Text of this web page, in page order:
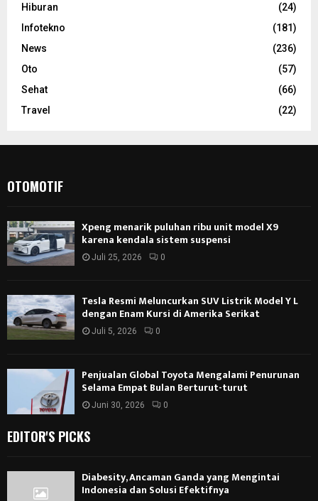
Hiburan
(24)
Infotekno
(181)
News
(236)
Oto
(57)
Sehat
(66)
Travel
(22)
OTOMOTIF
Xpeng menarik puluhan ribu unit model X9
karena kendala sistem suspensi
Juli 25, 2026 0
Tesla Resmi Meluncurkan SUV Listrik Model Y L
dengan Enam Kursi di Amerika Serikat
Juli 5, 2026 0
Penjualan Global Toyota Mengalami Penurunan
Selama Empat Bulan Berturut-turut
Juni 30, 2026 0
EDITOR'S PICKS
Diabesity, Ancaman Ganda yang Mengintai
Indonesia dan Solusi Efektifnya